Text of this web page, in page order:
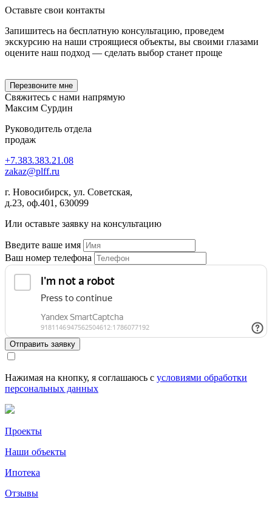
Оставьте свои контакты
Запишитесь на бесплатную консультацию, проведем
экскурсию на наши строящиеся объекты, вы своими глазами
оцените наш подход — сделать выбор станет проще
Перезвоните мне
Свяжитесь с нами напрямую
Максим Сурдин
Руководитель отдела
продаж
+7.383.383.21.08
zakaz@plff.ru
г. Новосибирск, ул. Советская,
д.23, оф.401, 630099
Или оставьте заявку на консультацию
Введите ваше имя
Ваш номер телефона
Отправить заявку
Нажимая на кнопку, я соглашаюсь с условиями обработки
персональных данных
Проекты
Наши объекты
Ипотека
Отзывы